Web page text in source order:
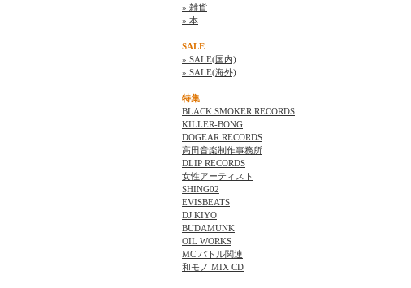
» 雑貨
» 本
SALE
» SALE(国内)
» SALE(海外)
特集
BLACK SMOKER RECORDS
KILLER-BONG
DOGEAR RECORDS
高田音楽制作事務所
DLIP RECORDS
女性アーティスト
SHING02
EVISBEATS
DJ KIYO
BUDAMUNK
OIL WORKS
MC バトル関連
和モノ MIX CD